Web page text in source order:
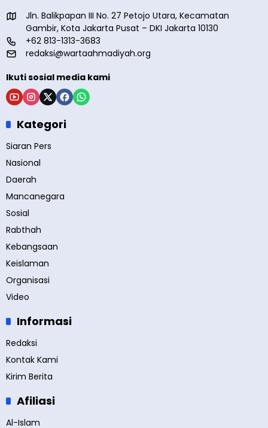
Jln. Balikpapan III No. 27 Petojo Utara, Kecamatan
Gambir, Kota Jakarta Pusat – DKI Jakarta 10130
+62 813-1313-3683
redaksi@wartaahmadiyah.org
Ikuti sosial media kami
Kategori
Siaran Pers
Nasional
Daerah
Mancanegara
Sosial
Rabthah
Kebangsaan
Keislaman
Organisasi
Video
Informasi
Redaksi
Kontak Kami
Kirim Berita
Afiliasi
Al-Islam